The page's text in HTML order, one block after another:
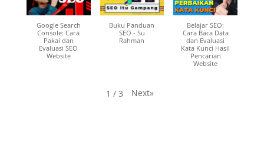
Google Search
Console: Cara
Pakai dan
Evaluasi SEO
Website
Buku Panduan
SEO - Su
Rahman
Belajar SEO:
Cara Baca Data
dan Evaluasi
Kata Kunci Hasil
Pencarian
Website
1 / 3 Next»